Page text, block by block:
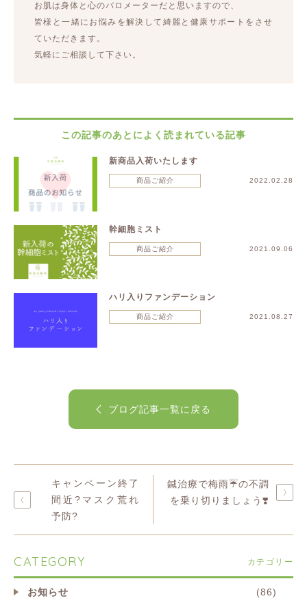
お肌は身体と心のバロメーターだと思いますので、
皆様と一緒にお悩みを解決して綺麗と健康サポートをさせ
ていただきます。
気軽にご相談して下さい。
この記事のあとによく読まれている記事
新商品入荷いたします
商品ご紹介 2022.02.28
幹細胞ミスト
商品ご紹介 2021.09.06
ハリ入りファンデーション
商品ご紹介 2021.08.27
ブログ記事一覧に戻る
キャンペーン終了
間近?マスク荒れ
予防?
鍼治療で梅雨☔️の不調
を乗り切りましょう❣️
CATEGORY カテゴリー
お知らせ (86)